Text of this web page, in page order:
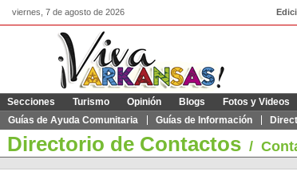
viernes, 7 de agosto de 2026
Secciones Turismo Opinión Blogs Fotos y Videos
Guías de Ayuda Comunitaria
Guías de Información
Directorio de Contactos /